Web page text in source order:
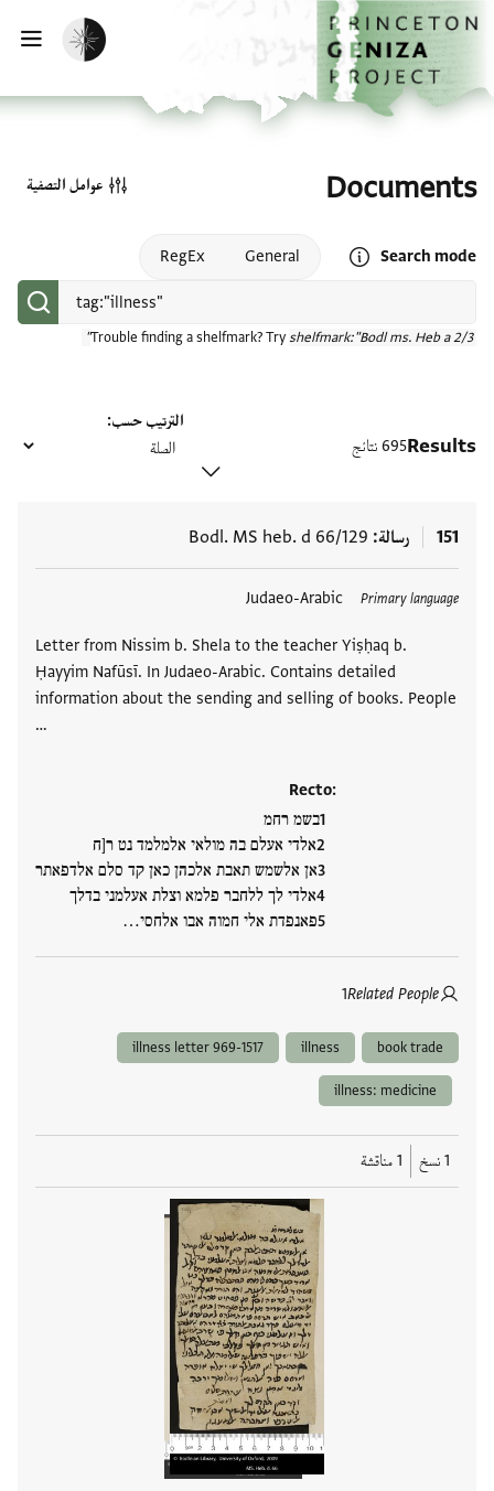
تخطي إلى المحتوى الرئيسي
الصفحة الرئيسية
تفعيل الوضع المظلم
Documents
Search mode
Open search mode help
General
RegEx
Trouble finding a shelfmark? Try shelfmark:"Bodl ms. Heb a 2/3"
عوامل التصفية
Results695 نتائج
الترتيب حسب
151 رسالة Bodl. MS heb. d 66/129
Primary language
Judaeo-Arabic
Letter from Nissim b. Shela to the teacher Yiṣḥaq b.
Ḥayyim Nafūsī. In Judaeo-Arabic. Contains detailed
information about the sending and selling of books. People
…
Recto:
בשמ רחמ
אלדי אעלם בה מולאי אלמלמד נט ר[ח
אן אלשמש תאבת אלכהן כאן קד סלם אלדפאתר
אלדי לך ללחבר פלמא וצלת אעלמני בדלך
פאנפדת אלי חמוה אבו אלחסי…
Related People
1
العلامات
book trade
illness
illness letter 969-1517
illness: medicine
1 نسخ 1 مناقشة